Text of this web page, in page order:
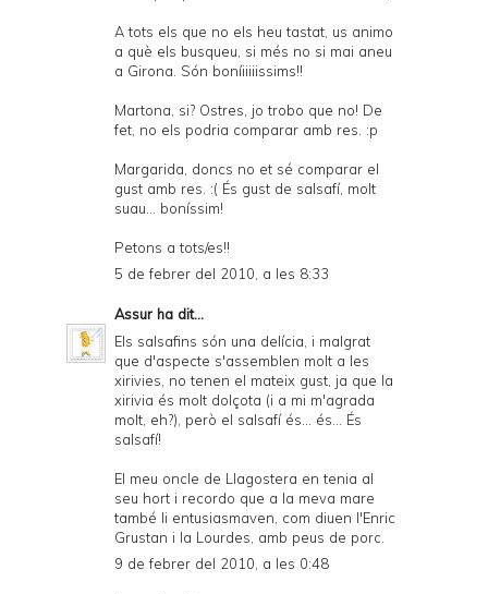
A tots els que no els heu tastat, us animo
a què els busqueu, si més no si mai aneu
a Girona. Són boníiiiiissims!!
Martona, si? Ostres, jo trobo que no! De
fet, no els podria comparar amb res. :p
Margarida, doncs no et sé comparar el
gust amb res. :( És gust de salsafí, molt
suau... boníssim!
Petons a tots/es!!
5 de febrer del 2010, a les 8:33
Assur ha dit...
Els salsafins són una delícia, i malgrat
que d'aspecte s'assemblen molt a les
xirivies, no tenen el mateix gust, ja que la
xirivia és molt dolçota (i a mi m'agrada
molt, eh?), però el salsafí és... és... És
salsafí!
El meu oncle de Llagostera en tenia al
seu hort i recordo que a la meva mare
també li entusiasmaven, com diuen l'Enric
Grustan i la Lourdes, amb peus de porc.
9 de febrer del 2010, a les 0:48